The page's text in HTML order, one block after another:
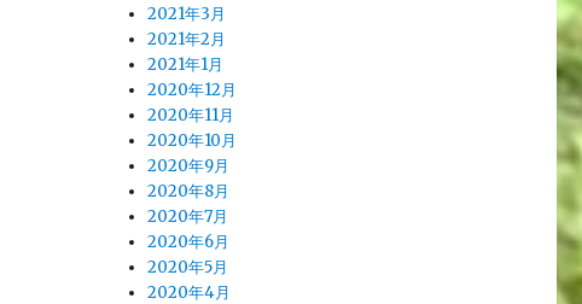
2021年3月
2021年2月
2021年1月
2020年12月
2020年11月
2020年10月
2020年9月
2020年8月
2020年7月
2020年6月
2020年5月
2020年4月